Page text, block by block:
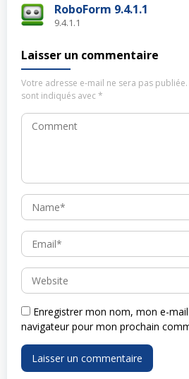
RoboForm 9.4.1.1
9.4.1.1
Laisser un commentaire
Votre adresse e-mail ne sera pas publiée.
sont indiqués avec*
Enregistrer mon nom, mon e-
navigateur pour mon prochain